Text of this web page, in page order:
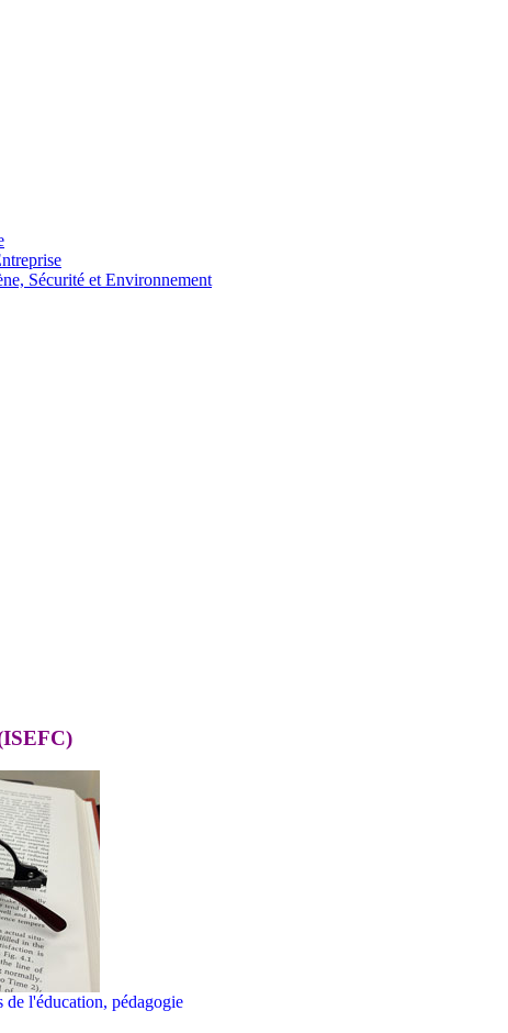
Sécurité et Environnement
de l'éducation, pédagogie